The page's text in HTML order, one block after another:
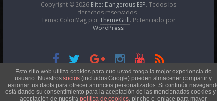
Copyright © 2026 Elite: Dangerous ESP. Todos los
derechos reservados..
Tema: ColorMag porThemeGrill. Potenciado por
WordPress
Esta obra está bajo unaLicencia Creative Commons
Atribución-NoComercial 4.0 Internacional
Este sitio web utiliza cookies para que usted tenga la mejor experiencia de
usuario. Nuestros socios (incluidos Google) pueden almacener compartir y
estionar tus daots para ofrecer anuncios personalizados. Si continúa
está dando su consentimiento para la aceptación de las mencionadas cookies y
aceptación de nuestra política de cookies, pinche el enlace para mayor